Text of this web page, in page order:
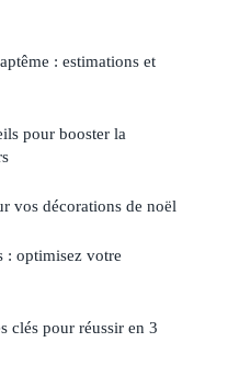
: estimations et
pour booster la
vos décorations de noël
: optimisez votre
clés pour réussir en 3